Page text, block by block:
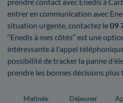
entrer en communication avec
situation urgente, contactez le09
“Enedis à mes côtés” est une
intéressante à l'appel
possibilité de tracker la panne
prendre les bonnes décisions plus
Matinée Déjeuner